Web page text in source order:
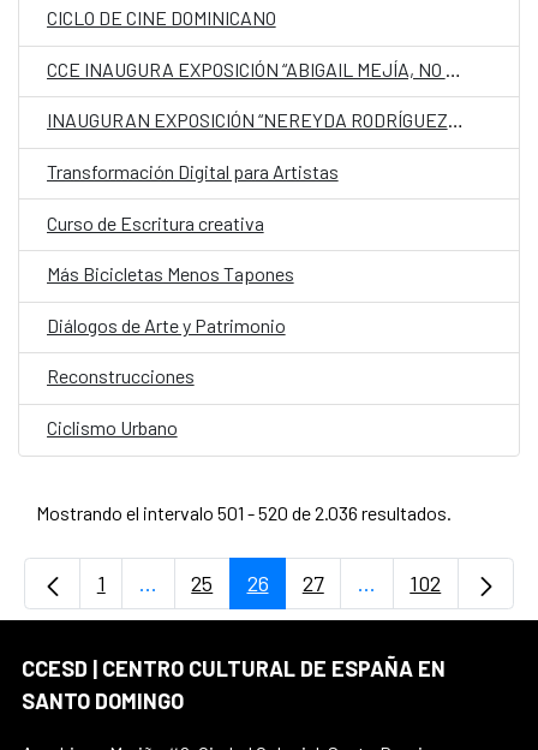
CICLO DE CINE DOMINICANO
INAUGURAN EXPOSICIÓN “NEREYDA RODRÍGUEZ, LA IMPRONTA DE UN ICONO” EN EL CCE
Transformación Digital para Artistas
Curso de Escritura creativa
Más Bicicletas Menos Tapones
Diálogos de Arte y Patrimonio
Reconstrucciones
Ciclismo Urbano
Mostrando el intervalo 501 - 520 de 2.036 resultados.
Página
1 ...Páginas intermedias Use TAB para
Página
25 Página
26 Página
27 ...PáginasPágina
102
CCESD | CENTRO CULTURAL DE ESPAÑA EN
SANTO DOMINGO